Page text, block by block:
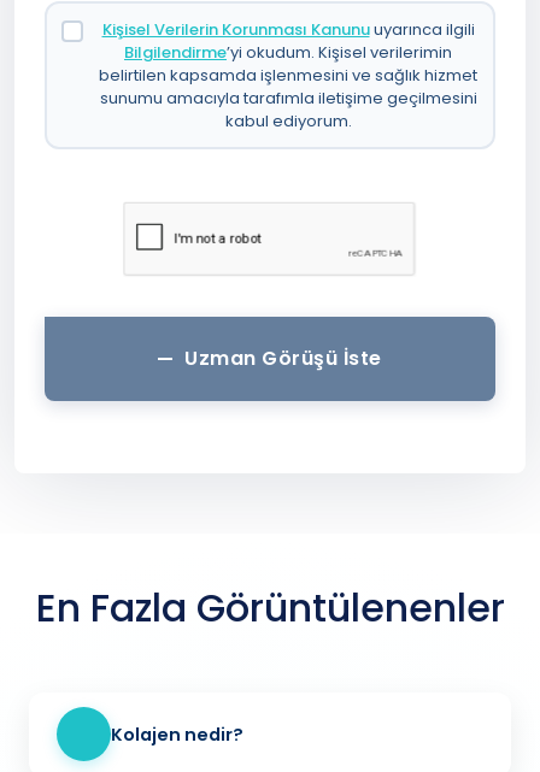
Kişisel Verilerin Korunması Kanunuuyarınca ilgili
Bilgilendirme’yi okudum. Kişisel verilerimin
belirtilen kapsamda işlenmesini ve sağlık hizmet
sunumu amacıyla tarafımla iletişime geçilmesini
kabul ediyorum.
Uzman Görüşü İste
En Fazla Görüntülenenler
Kolajen nedir?